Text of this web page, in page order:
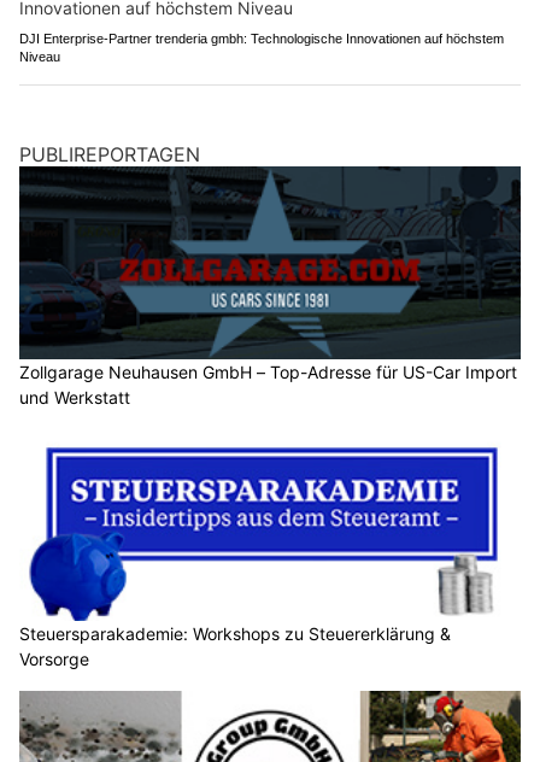
DJI Enterprise-Partner trenderia gmbh: Technologische Innovationen auf höchstem
Niveau
PUBLIREPORTAGEN
Zollgarage Neuhausen GmbH – Top-Adresse für US-Car Import
und Werkstatt
Steuersparakademie: Workshops zu Steuererklärung &
Vorsorge